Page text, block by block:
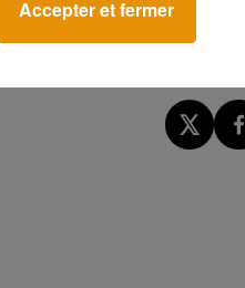
originaire d’Arles. Ce
Accepter et fermer